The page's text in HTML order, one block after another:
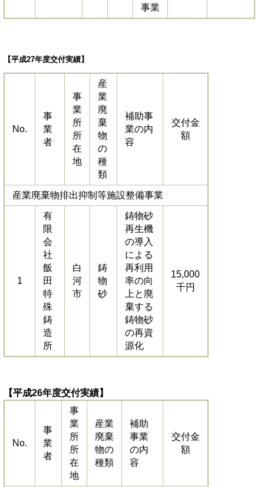
事業
【平成27年度交付実績】
No.
事
業
者
事
業
所
所
在
地
産
業
廃
棄
物
の
種
類
補助事
業の内
容
交付金
額
産業廃棄物排出抑制等施設整備事業
1
有
限
会
社
飯
田
特
殊
鋳
造
所
白
河
市
鋳
物
砂
鋳物砂
再生機
の導入
による
再利用
率の向
上と廃
棄する
鋳物砂
の再資
源化
15,000
千円
【平成26年度交付実績】
No.
事
業
者
事
業
所
所
在
地
産業
廃棄
物の
種類
補助
事業
の内
容
交付金
額